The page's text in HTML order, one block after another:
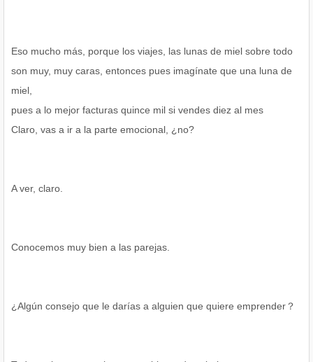
Eso mucho más, porque los viajes, las lunas de miel sobre todo
son muy, muy caras, entonces pues imagínate que una luna de
miel,
pues a lo mejor facturas quince mil si vendes diez al mes
Claro, vas a ir a la parte emocional, ¿no?
A ver, claro.
Conocemos muy bien a las parejas.
¿Algún consejo que le darías a alguien que quiere emprender？